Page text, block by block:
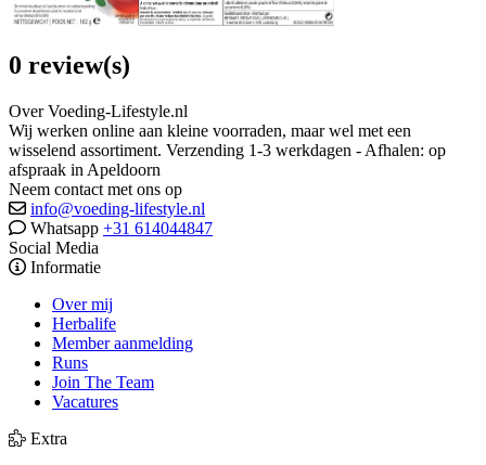
0 review(s)
Over Voeding-Lifestyle.nl
Wij werken online aan kleine voorraden, maar wel met een
wisselend assortiment. Verzending 1-3 werkdagen - Afhalen: op
afspraak in Apeldoorn
Neem contact met ons op
info@voeding-lifestyle.nl
Whatsapp +31 614044847
Social Media
Informatie
Over mij
Herbalife
Member aanmelding
Runs
Join The Team
Vacatures
Extra